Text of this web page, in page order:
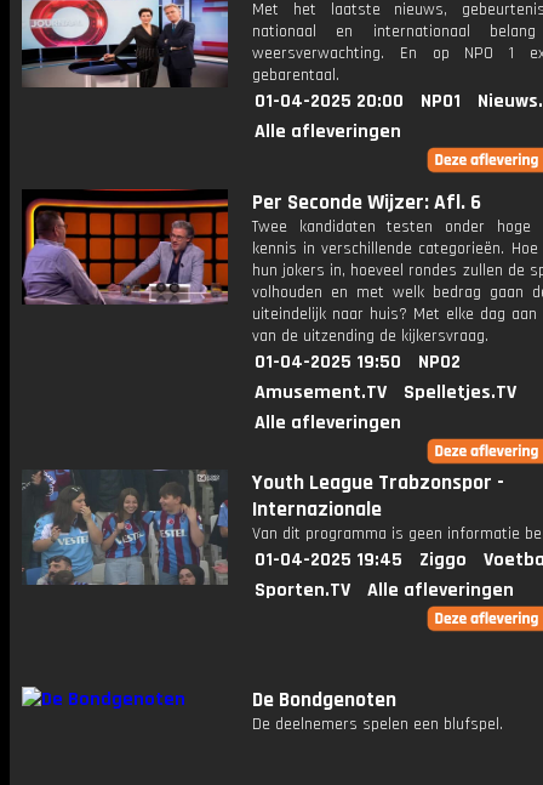
Met het laatste nieuws,
nationaal en internationaal
weersverwachting. En op NPO 1
gebarentaal.
01-04-2025 20:00 NPO1
Alle afleveringen
Per Seconde Wijzer: Afl. 6
Twee kandidaten testen onder hoge
kennis in verschillende categorieën.
hun jokers in, hoeveel rondes zullen de
volhouden en met welk bedrag gaan
uiteindelijk naar huis? Met elke dag
van de uitzending de kijkersvraag.
01-04-2025 19:50
NPO2
Amusement.TV
Spelletjes.TV
Alle afleveringen
Youth League Trabzonspor -
Internazionale
Van dit programma is geen informatie
01-04-2025 19:45 Ziggo
Sporten.TV
Alle afleveringen
De Bondgenoten
De deelnemers spelen een blufspel.